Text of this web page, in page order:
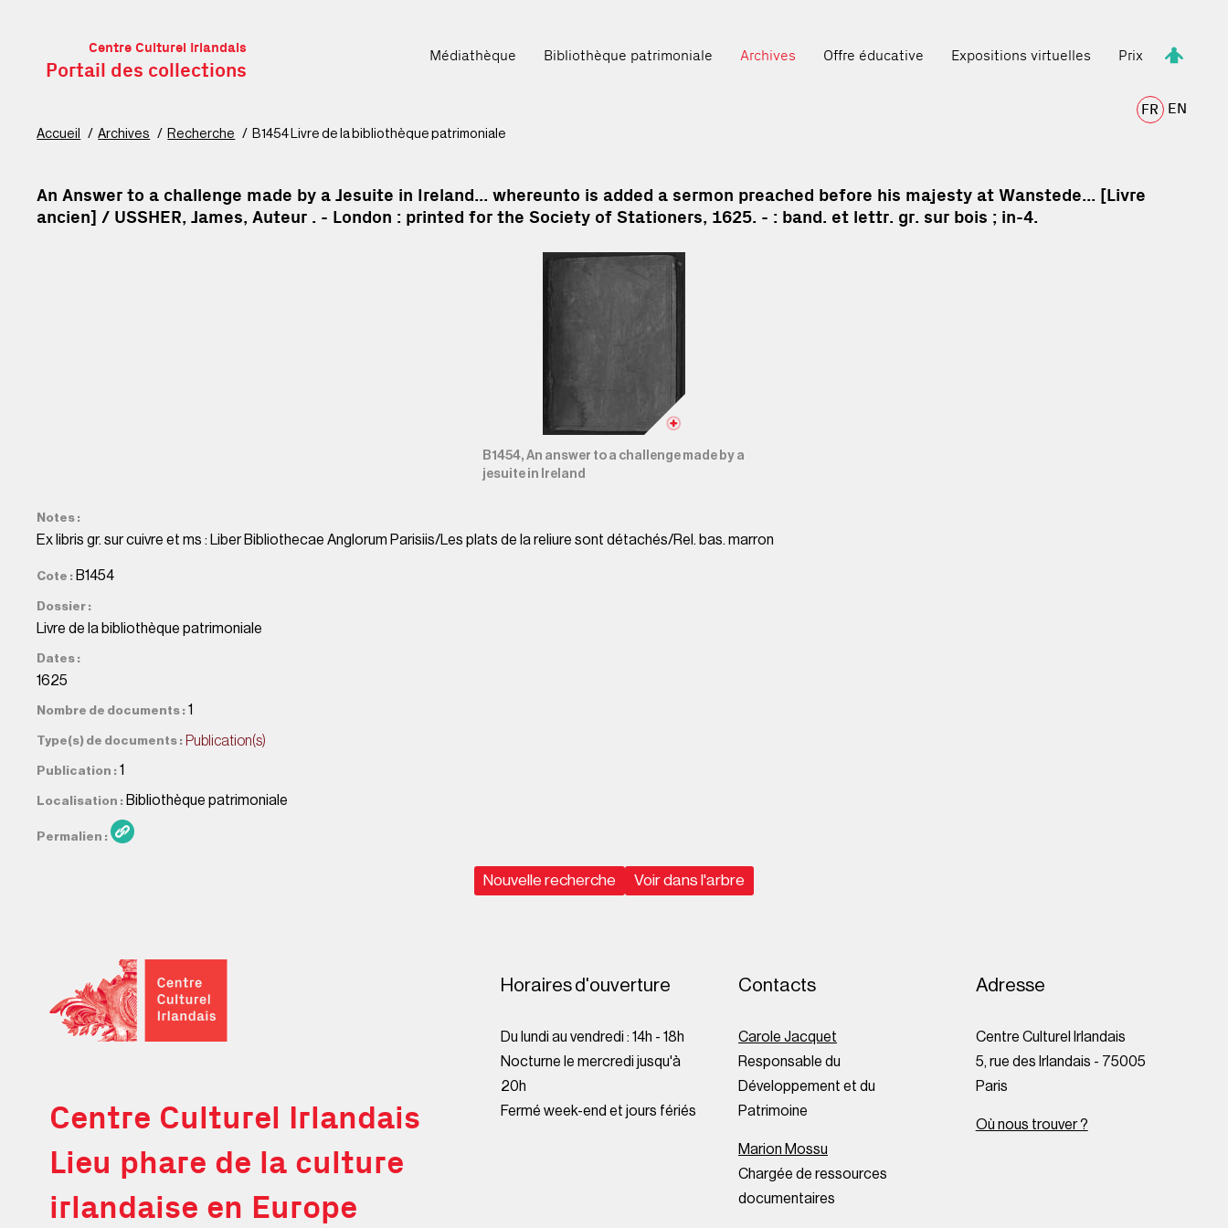
Centre Culturel Irlandais
Portail des collections
FR EN
Médiathèque Bibliothèque patrimoniale Archives Offre éducative Expositions virtuelles Prix
Accueil Archives Recherche B1454 Livre de la bibliothèque patrimoniale
An Answer to a challenge made by a Jesuite in Ireland... whereunto is added a sermon preached before his majesty at Wanstede... [Livre
ancien] / USSHER, James, Auteur . - London : printed for the Society of Stationers, 1625. - : band. et lettr. gr. sur bois ; in-4.
B1454, An answer to a challenge made by a
jesuite in Ireland
Notes
Ex libris gr. sur cuivre et ms : Liber Bibliothecae Anglorum Parisiis/Les plats de la reliure sont détachés/Rel. bas. marron
Cote B1454
Dossier
Livre de la bibliothèque patrimoniale
Dates
1625
Nombre de documents 1
Type(s) de documents Publication(s)
Publication 1
Localisation Bibliothèque patrimoniale
Permalien
Nouvelle recherche Voir dans l'arbre
Centre Culturel Irlandais
Lieu phare de la culture
irlandaise en Europe
Horaires d'ouverture
Du lundi au vendredi : 14h - 18h
Nocturne le mercredi jusqu'à
20h
Fermé week-end et jours fériés
Contacts
Carole Jacquet
Responsable du
Développement et du
Patrimoine
Marion Mossu
Chargée de ressources
documentaires
Adresse
Centre Culturel Irlandais
5, rue des Irlandais - 75005
Paris
Où nous trouver ?